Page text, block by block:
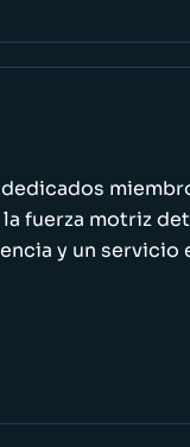
fuerza motriz
y un servicio